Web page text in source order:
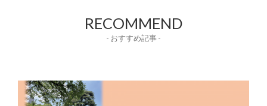
RECOMMEND
- おすすめ記事 -